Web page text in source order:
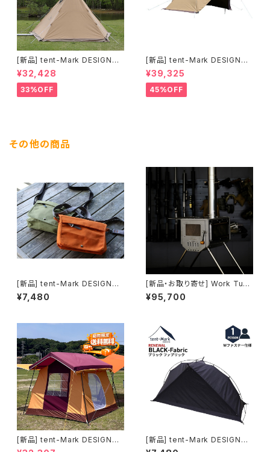
[新品] tent-Mark DESIGNS
サーカスTC＋ チムニーウォー
ル｜薪ストーブキャンプ対応モ
デル
¥32,428
33%OFF
[新品] tent-Mark DESIGNS
サーカスTC DX MID+ サンド
カラー｜デュオ・ファミリーにお
すすめの広々TCテント
¥39,325
45%OFF
その他の商品
[新品] tent-Mark DESIGNS
御朱印ポシェット｜日本製・富士
金梅帆布の御朱印巡り専用バッ
¥7,480
[新品・お取り寄せ] Work Tuff
Stove WTS-500+両面ガラス
モデル (current product/現行
¥95,700
[新品] tent-Mark DESIGNS
プリン｜かわいさと実用性を楽
[新品] tent-Mark DESIGNS
モノポールインナーテント＋ブラ